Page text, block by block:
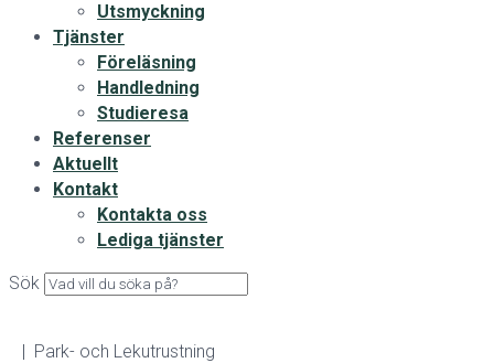
Utsmyckning
Tjänster
Föreläsning
Handledning
Studieresa
Referenser
Aktuellt
Kontakt
Kontakta oss
Lediga tjänster
Sök
| Park- och Lekutrustning